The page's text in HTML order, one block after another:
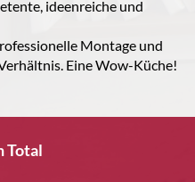
ideenreiche und
Montage und
Eine Wow-Küche!
Total